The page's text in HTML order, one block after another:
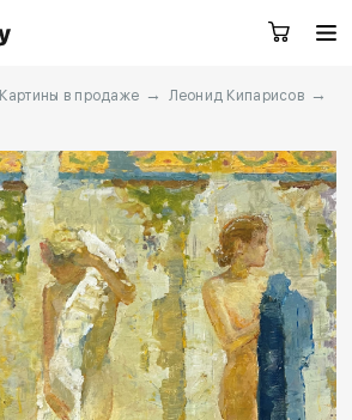
Художники
Услуги
Заказать звонок
Картины в продаже → Леонид Кипарисов →